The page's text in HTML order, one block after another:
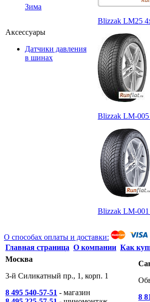
Зима
Аксессуары
Датчики давления
в шинах
Blizzak LM25
Blizzak LM-
Blizzak LM-
О способах оплаты и доставки:
Главная страница О компании Как
Москва
3-й Силикатный пр., 1, корп. 1
8 495 540-57-51 - магазин
8